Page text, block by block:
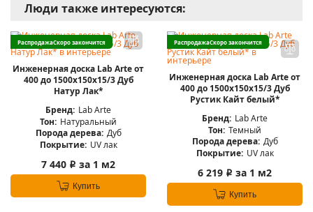
Люди также интересуются:
РаспродажаСкоро закончится
Инженерная доска Lab Arte от
400 до 1500х150х15/3 Дуб
Натур Лак*
Бренд: Lab Arte
Тон: Натуральный
Порода дерева: Дуб
Покрытие: UV лак
7 440 i за 1 м2
Купить
РаспродажаСкоро закончится
Инженерная доска Lab Arte от
400 до 1500х150х15/3 Дуб
Рустик Кайт белый*
Бренд: Lab Arte
Тон: Темный
Порода дерева: Дуб
Покрытие: UV лак
6 219 i за 1 м2
Купить